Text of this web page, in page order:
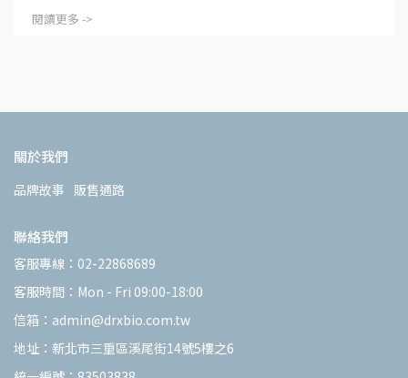
閱讀更多 ->
關於我們
品牌故事 販售通路
聯絡我們
客服專線：02-22868689
客服時間：Mon - Fri 09:00-18:00
信箱：admin@drxbio.com.tw
地址：新北市三重區溪尾街14號5樓之6